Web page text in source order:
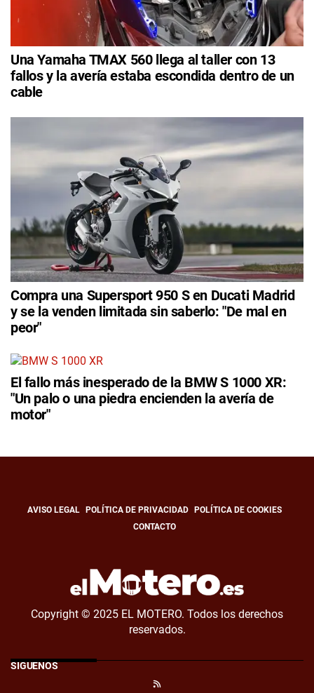
Una Yamaha TMAX 560 llega al taller con 13
fallos y la avería estaba escondida dentro de un
cable
Compra una Supersport 950 S en Ducati Madrid
y se la venden limitada sin saberlo: "De mal en
peor"
El fallo más inesperado de la BMW S 1000 XR:
"Un palo o una piedra encienden la avería de
motor"
AVISO LEGAL POLÍTICA DE PRIVACIDAD
POLÍTICA DE COOKIES
CONTACTO
Copyright © 2025 EL MOTERO. Todos los derechos
reservados.
SÍGUENOS